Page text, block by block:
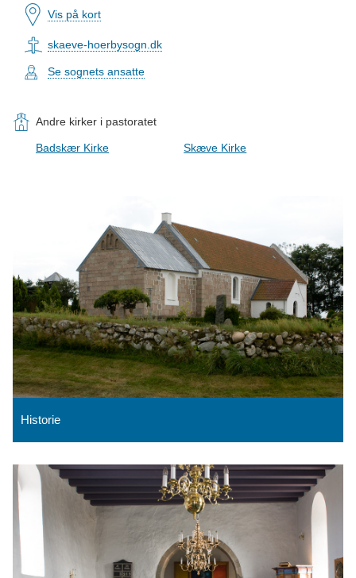
Vis på kort
skaeve-hoerbysogn.dk
Se sognets ansatte
Andre kirker i pastoratet
Badskær Kirke Skæve Kirke
Historie